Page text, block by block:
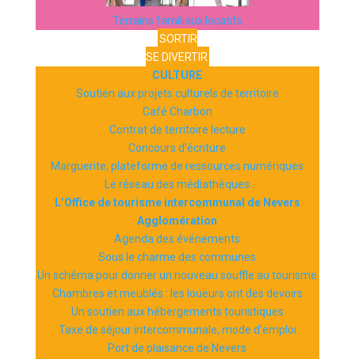
Terrains familiaux locatifs
SORTIR
SE DIVERTIR
CULTURE
Soutien aux projets culturels de territoire
Café Charbon
Contrat de territoire lecture
Concours d’écriture
Marguerite, plateforme de ressources numériques
Le réseau des médiathèques
L’Office de tourisme intercommunal de Nevers
Agglomération
Agenda des événements
Sous le charme des communes
Un schéma pour donner un nouveau souffle au tourisme
Chambres et meublés : les loueurs ont des devoirs
Un soutien aux hébergements touristiques
Taxe de séjour intercommunale, mode d’emploi
Port de plaisance de Nevers